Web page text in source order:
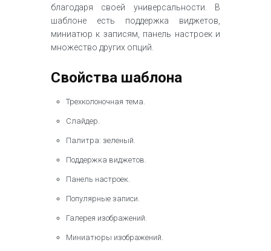
благодаря своей универсальности. В
шаблоне есть поддержка виджетов,
миниатюр к записям, панель настроек и
множество других опций.
Свойства шаблона
Трехколоночная тема.
Слайдер.
Палитра: зеленый.
Поддержка виджетов.
Панель настроек.
Популярные записи.
Галерея изображений.
Миниатюры изображений.